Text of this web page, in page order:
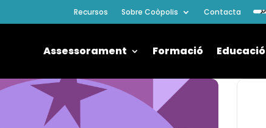
Recursos Sobre Coòpolis Contacta
Assessorament Formació Educació